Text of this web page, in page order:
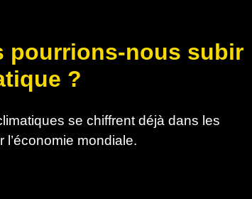
pourrions-nous subir
?
se chiffrent déjà dans les
mondiale.